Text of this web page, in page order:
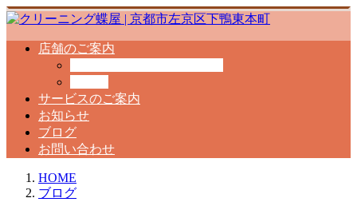
店舗のご案内
サービスのご案内
お知らせ
ブログ
お問い合わせ
HOME
ブログ